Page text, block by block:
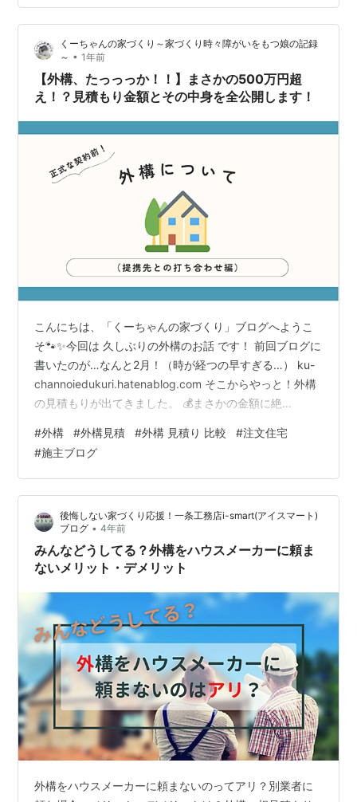
さんが「予算550万円です」と伝えてくれていたにも関
わらず… 💸 出てきた金額はまさかの… 🔥6,567,000円
（税込）！！！ ・・・完全にオーバーです😭 1社目と同
くーちゃんの家づくり～家づくり時々障がいをもつ娘の記録
～ • 1年前
【外構、たっっっか！！】まさかの500万円超
え！？見積もり金額とその中身を全公開します！
こんにちは、「くーちゃんの家づくり」ブログへようこ
そ🐾✨今回は 久しぶりの外構のお話 です！ 前回ブログに
書いたのが…なんと2月！（時が経つの早すぎる…） ku-
channoiedukuri.hatenablog.com そこからやっと！外構
の見積もりが出てきました。 💰まさかの金額に絶
いますが、出てきた金額がこちら。 A社（今回紹介する
見積もり）：約553万円 B社：約650万円 たっけぇぇぇ
ぇえ！！！！😱 もう一回言うけど、高すぎません
か…？？ 🙄外構は外部でお願いするべきか…？？ 実は先
日、A社と2回目の打ち合わせをしたんですが……「…
#外構 #外構見積 #外構 見積り 比較 #注文住宅
#施主ブログ
後悔しない家づくり応援！一条工務店i-smart(アイスマート)
ブログ • 4年前
みんなどうしてる？外構をハウスメーカーに頼ま
ないメリット・デメリット
外構をハウスメーカーに頼まないのってアリ？別業者に